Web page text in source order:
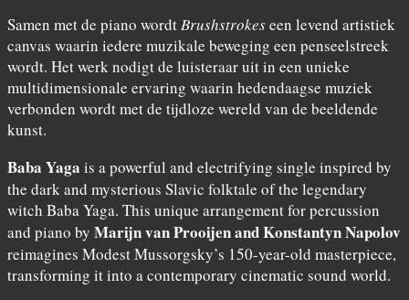
Samen met de piano wordtBrushstrokeseen levend artistiek
canvas waarin iedere muzikale beweging een penseelstreek
wordt. Het werk nodigt de luisteraar uit in een unieke
multidimensionale ervaring waarin hedendaagse muziek
verbonden wordt met de tijdloze wereld van de beeldende
kunst.
Baba Yaga is a powerful and electrifying single inspired by
the dark and mysterious Slavic folktale of the legendary
witch Baba Yaga. This unique arrangement for percussion
and piano by Marijn van Prooijen and Konstantyn Napolov
reimagines Modest Mussorgsky’s 150-year-old masterpiece,
transforming it into a contemporary cinematic sound world.